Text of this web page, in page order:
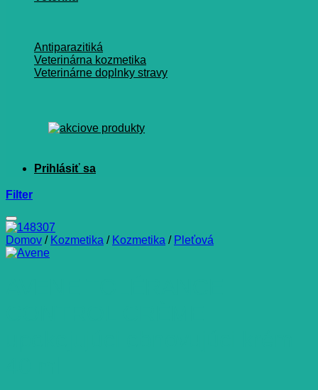
Antiparazitiká
Veterinárna kozmetika
Veterinárne doplnky stravy
Filter
Domov / Kozmetika / Kozmetika / Pleťová